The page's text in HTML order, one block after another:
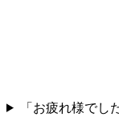
「お疲れ様でし